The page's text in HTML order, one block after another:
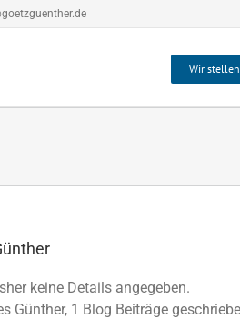
Wir
keine Details angegeben.
Günther, 1 Blog Beiträge